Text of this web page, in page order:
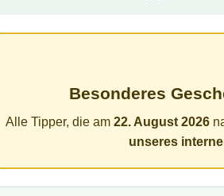
Besonderes
Alle Tipper, die am 22. August 2026
unseres